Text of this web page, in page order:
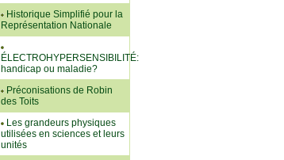
Historique Simplifié pour la
Représentation Nationale
ÉLECTROHYPERSENSIBILITÉ:
handicap ou maladie?
Préconisations de Robin
des Toits
Les grandeurs physiques
utilisées en sciences et leurs
unités